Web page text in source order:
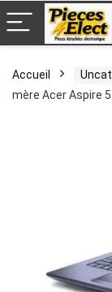
Accueil
mère Acer Aspire